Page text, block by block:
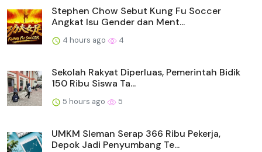
Stephen Chow Sebut Kung Fu Soccer
Angkat Isu Gender dan Ment...
4 hours ago 4
Sekolah Rakyat Diperluas, Pemerintah Bidik
150 Ribu Siswa Ta...
5 hours ago 5
UMKM Sleman Serap 366 Ribu Pekerja,
Depok Jadi Penyumbang Te...